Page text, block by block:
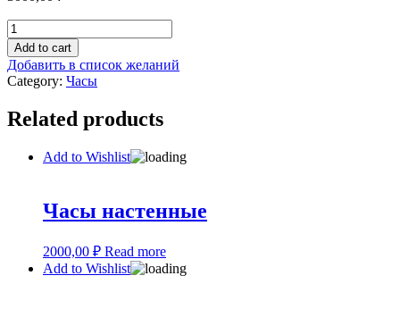
Часы
настенные
50
см
quantity
Add to cart
Добавить в список желаний
Category: Часы
Related products
Add to Wishlist
Часы настенные
2000,00 ₽ Read more
Add to Wishlist